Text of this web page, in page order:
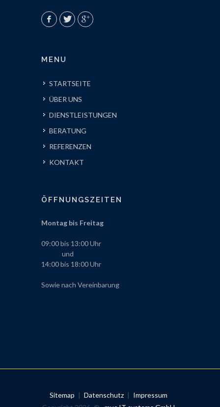
MENU
STARTSEITE
ÜBER UNS
DIENSTLEISTUNGEN
BERATUNG
REFERENZEN
KONTAKT
ÖFFNUNGSZEITEN
Montag bis Freitag
09:00 bis 13:00 Uhr
und
14:00 bis 18:00 Uhr
Sowie nach Vereinbarung
Sitemap | Datenschutz| Impressum